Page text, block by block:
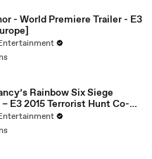
- World Premiere Trailer - E3
Rainbow Six Siege
E3 2015 Terrorist Hunt Co-Op